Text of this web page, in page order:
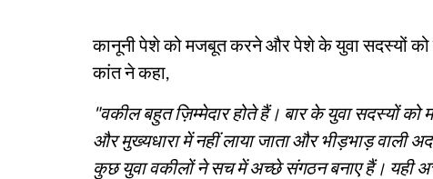
कानूनी पेशे को मजबूत करने और पेशे के युवा सदस्यों
कांत ने कहा,
"वकील बहुत ज़िम्मेदार होते हैं। बार के युवा सदस्यों
और मुख्यधारा में नहीं लाया जाता और भीड़भाड़ वाली
कुछ युवा वकीलों ने सच में अच्छे संगठन बनाए हैं। यही